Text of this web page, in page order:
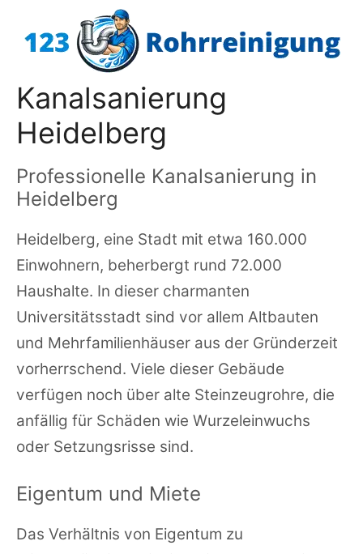
Inhalt
Kanalsanierung
Heidelberg
Professionelle Kanalsanierung in
Heidelberg
Heidelberg, eine Stadt mit etwa 160.000
Einwohnern, beherbergt rund 72.000
Haushalte. In dieser charmanten
Universitätsstadt sind vor allem Altbauten
und Mehrfamilienhäuser aus der Gründerzeit
vorherrschend. Viele dieser Gebäude
verfügen noch über alte Steinzeugrohre, die
anfällig für Schäden wie Wurzeleinwuchs
oder Setzungsrisse sind.
Eigentum und Miete
Das Verhältnis von Eigentum zu